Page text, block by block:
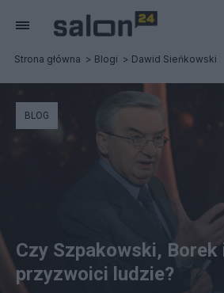
Strona główna Blogi Dawid Sieńkowski
BLOG
Czy Szpakowski, Borek
przyzwoici ludzie?